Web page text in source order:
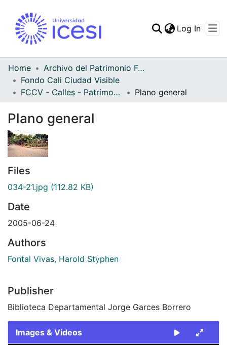
Log In
Home
Archivo del Patrimonio Fotográfico y Fílmico del Valle del Cauca
Fondo Cali Ciudad Visible
FCCV - Calles - Patrimonial
Plano general
Plano general
Files
034-21.jpg (112.82 KB)
Date
2005-06-24
Authors
Fontal Vivas, Harold Styphen
Publisher
Biblioteca Departamental Jorge Garces Borrero
Images & Videos